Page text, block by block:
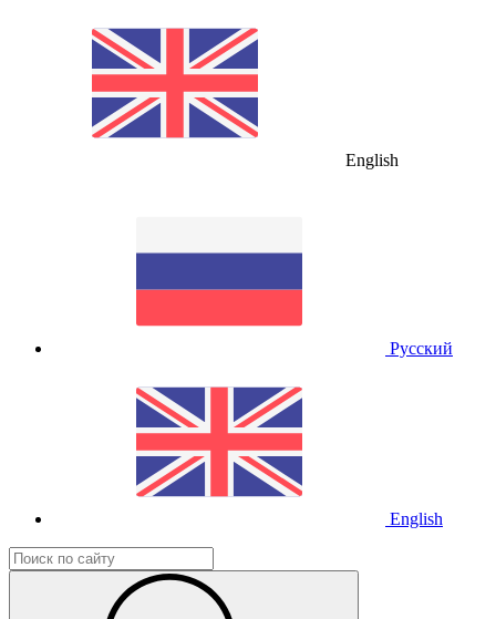
English
Русский
English